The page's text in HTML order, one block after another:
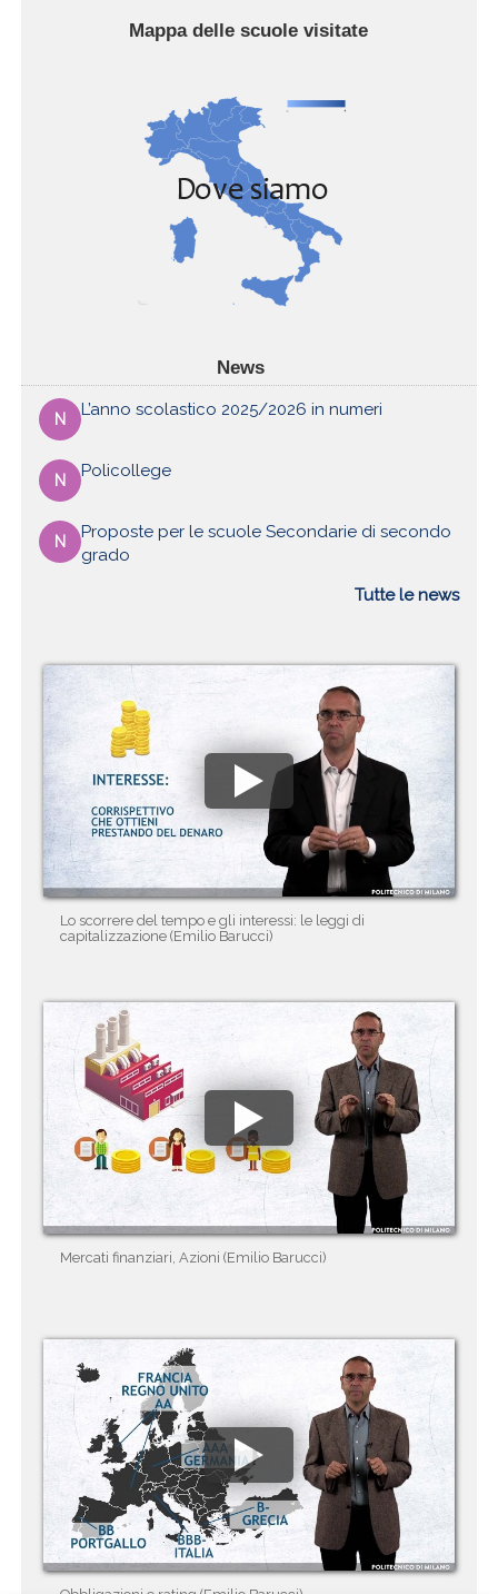
Mappa delle scuole visitate
News
N L’anno scolastico 2025/2026 in numeri
N Policollege
N
Proposte per le scuole Secondarie di secondo
grado
Tutte le news
Lo scorrere del tempo e gli interessi: le leggi di
capitalizzazione (Emilio Barucci)
Mercati finanziari, Azioni (Emilio Barucci)